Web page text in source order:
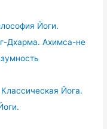
Йоги.
Дхарма. Ахимса-не
Йога.